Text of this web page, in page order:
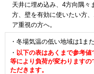
天井に埋め込み、4方向隅々
方、壁を有効に使いたい方
ア重視の方へ。
・冬場気温の低い地域は1ま
・ 以下の表はあくまで参考
等により負荷が変わります
ただきます。